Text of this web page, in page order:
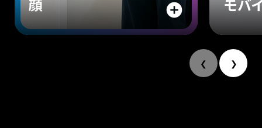
顔 add_circle モバ
❮ ❯